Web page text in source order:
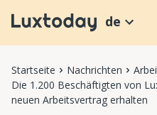
de
Startseite Nachrichten
Die 1.200 Beschäftigten von
neuen Arbeitsvertrag erhalten